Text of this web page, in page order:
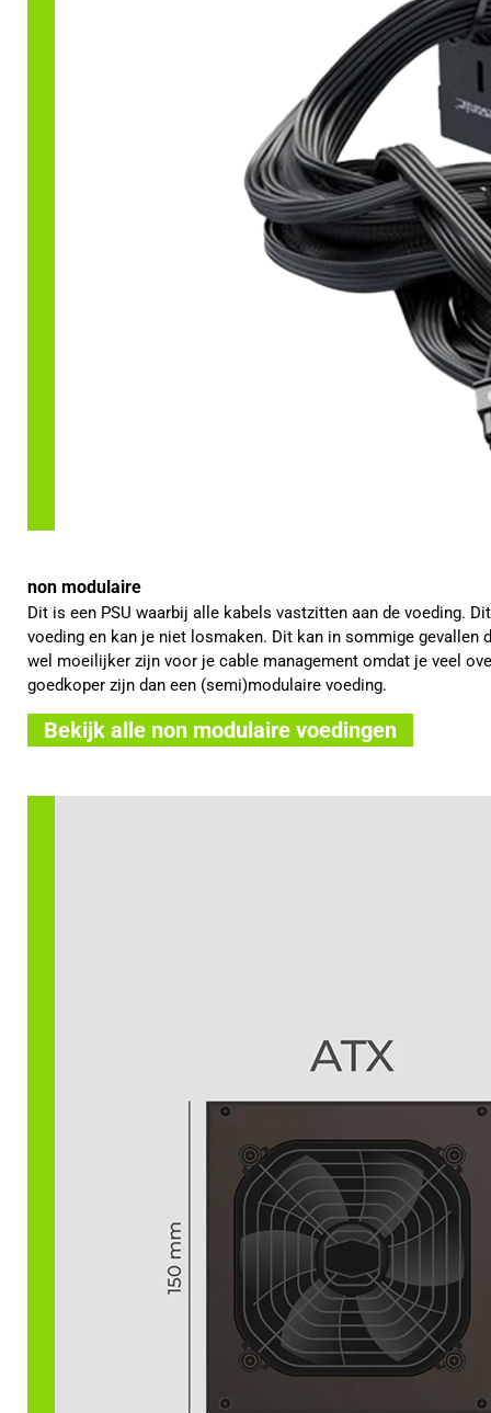
non modulaire
Dit is een PSU waarbij alle kabels vastzitten aan de voeding.
voeding en kan je niet losmaken. Dit kan in sommige
wel moeilijker zijn voor je cable management omdat je veel
goedkoper zijn dan een (semi)modulaire voeding.
Bekijk alle non modulaire voedingen